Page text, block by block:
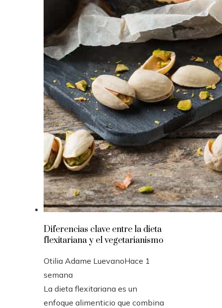
Diferencias clave entre la dieta
flexitariana y el vegetarianismo
Otilia Adame LuevanoHace 1
semana
La dieta flexitariana es un
enfoque alimenticio que combina